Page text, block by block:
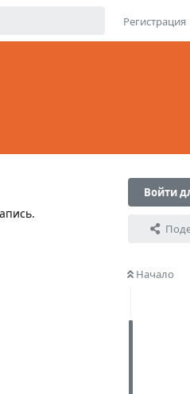
Регистрация
Войти
Начало